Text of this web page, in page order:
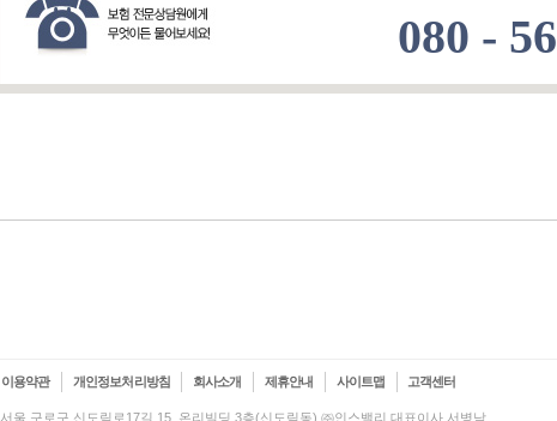
080 -
이용약관 개인정보처리방침 회사소개 제휴안내 사이트맵 고객센터
서울 구로구 신도림로17길 15, 온리빌딩 3층(신도림동) ㈜인스밸리 대표이사 서병남